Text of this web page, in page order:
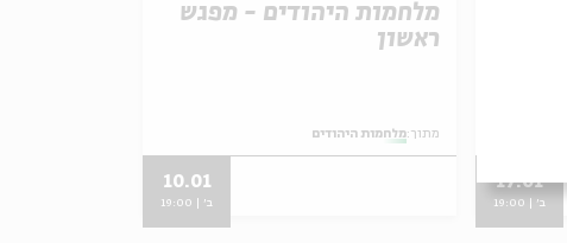
17.01
ב' | 19:00
מלחמות היהודים - מפגש
ראשון
מתוך:מלחמות היהודים
10.01
ב' | 19:00